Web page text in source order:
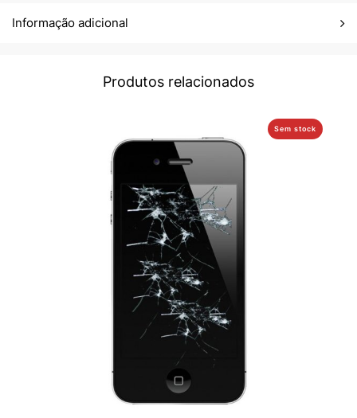
Informação adicional
Produtos relacionados
Sem stock